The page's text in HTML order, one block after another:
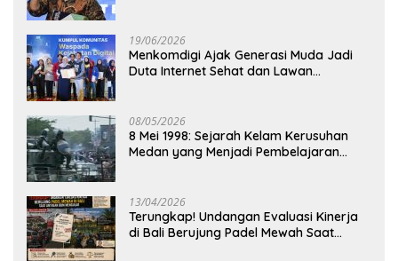
19/06/2026
Menkomdigi Ajak Generasi Muda Jadi
Duta Internet Sehat dan Lawan
08/05/2026
8 Mei 1998: Sejarah Kelam Kerusuhan
Medan yang Menjadi Pembelajaran
13/04/2026
Terungkap! Undangan Evaluasi Kinerja
di Bali Berujung Padel Mewah Saat